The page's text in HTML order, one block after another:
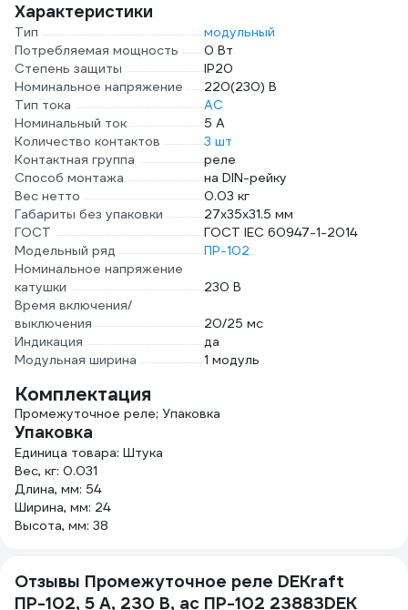
Характеристики
Тип
модульный
Потребляемая мощность
0 Вт
Степень защиты
IP20
Номинальное напряжение
220(230) В
Тип тока
AC
Номинальный ток
5 А
Количество контактов
3 шт
Контактная группа
реле
Способ монтажа
на DIN-рейку
Вес нетто
0.03 кг
Габариты без упаковки
27х35х31.5 мм
ГОСТ
ГОСТ IEC 60947-1-2014
Модельный ряд
ПР-102
Номинальное напряжение
катушки
230 В
Время включения/
выключения
20/25 мс
Индикация
да
Модульная ширина
1 модуль
Комплектация
Промежуточное реле; Упаковка
Упаковка
Единица товара: Штука
Вес, кг: 0.031
Длина, мм: 54
Ширина, мм: 24
Высота, мм: 38
Отзывы Промежуточное реле DEKraft
ПР-102, 5 А, 230 В, ac ПР-102 23883DEK